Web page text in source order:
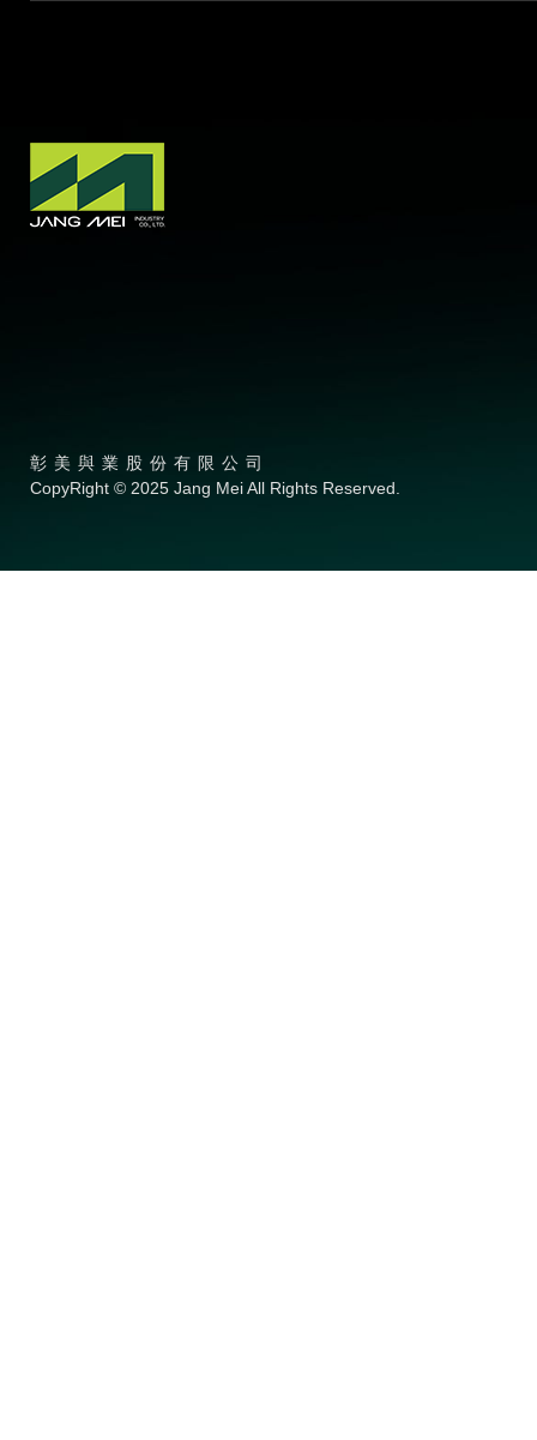
彰美與業股份有限公司
CopyRight © 2025 Jang Mei All Rights Reserved.